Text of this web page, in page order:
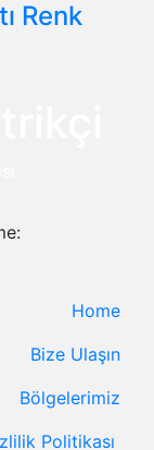
Renk
Home
Bize Ulaşın
Bölgelerimiz
Politikası